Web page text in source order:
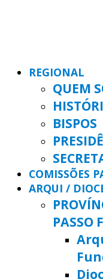
REGIONAL
QUEM
BISPOS
COMISSÕES
ARQUI /
PASSO